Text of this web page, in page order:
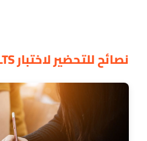
نصائح للتحضير لاختبار IELTS